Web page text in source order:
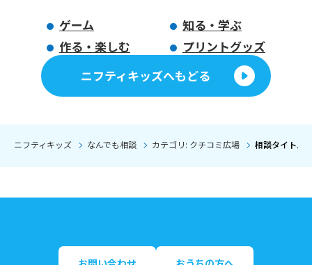
ゲーム
知る・学ぶ
作る・楽しむ
プリントグッズ
ニフティキッズへもどる
ニフティキッズ なんでも相談 カテゴリ: クチコミ広場 相談タイトル: